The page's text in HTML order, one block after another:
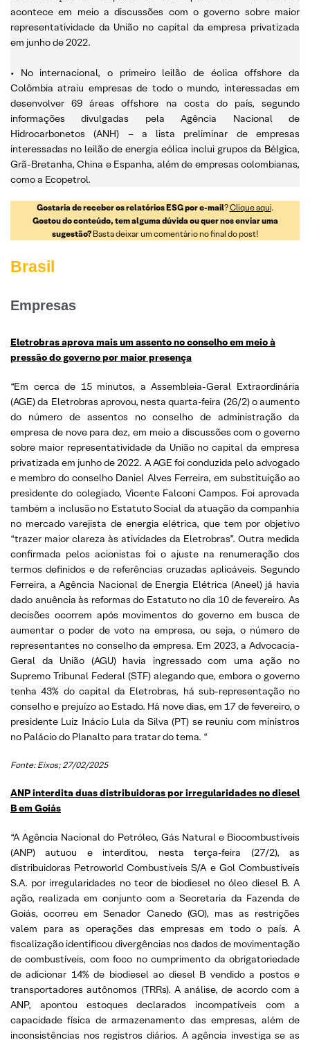
acontece em meio a discussões com o governo sobre maior
representatividade da União no capital da empresa privatizada
em junho de 2022.
• No internacional, o primeiro leilão de éolica offshore da
Colômbia atraiu empresas de todo o mundo, interessadas em
desenvolver 69 áreas offshore na costa do país, segundo
informações divulgadas pela Agência Nacional de
Hidrocarbonetos (ANH) – a lista preliminar de empresas
interessadas no leilão de energia eólica inclui grupos da Bélgica,
Grã-Bretanha, China e Espanha, além de empresas colombianas,
como a Ecopetrol.
Gostaria de receber os relatórios ESG por e-mail?Clique aqui.
Gostou do conteúdo, tem alguma dúvida ou quer nos enviar uma
sugestão?Basta deixar um comentário no final do post!
Brasil
Empresas
Eletrobras aprova mais um assento no conselho em meio à
pressão do governo por maior presença
“Em cerca de 15 minutos, a Assembleia-Geral Extraordinária
(AGE) da Eletrobras aprovou, nesta quarta-feira (26/2) o aumento
do número de assentos no conselho de administração da
empresa de nove para dez, em meio a discussões com o governo
sobre maior representatividade da União no capital da empresa
privatizada em junho de 2022. A AGE foi conduzida pelo advogado
e membro do conselho Daniel Alves Ferreira, em substituição ao
presidente do colegiado, Vicente Falconi Campos. Foi aprovada
também a inclusão no Estatuto Social da atuação da companhia
no mercado varejista de energia elétrica, que tem por objetivo
“trazer maior clareza às atividades da Eletrobras”. Outra medida
confirmada pelos acionistas foi o ajuste na renumeração dos
termos definidos e de referências cruzadas aplicáveis. Segundo
Ferreira, a Agência Nacional de Energia Elétrica (Aneel) já havia
dado anuência às reformas do Estatuto no dia 10 de fevereiro. As
decisões ocorrem após movimentos do governo em busca de
aumentar o poder de voto na empresa, ou seja, o número de
representantes no conselho da empresa. Em 2023, a Advocacia-
Geral da União (AGU) havia ingressado com uma ação no
Supremo Tribunal Federal (STF) alegando que, embora o governo
tenha 43% do capital da Eletrobras, há sub-representação no
conselho e prejuízo ao Estado. Há nove dias, em 17 de fevereiro, o
presidente Luiz Inácio Lula da Silva (PT) se reuniu com ministros
no Palácio do Planalto para tratar do tema. “
Fonte: Eixos; 27/02/2025
ANP interdita duas distribuidoras por irregularidades no diesel
B em Goiás
“A Agência Nacional do Petróleo, Gás Natural e Biocombustíveis
(ANP) autuou e interditou, nesta terça-feira (27/2), as
distribuidoras Petroworld Combustíveis S/A e Gol Combustíveis
S.A. por irregularidades no teor de biodiesel no óleo diesel B. A
ação, realizada em conjunto com a Secretaria da Fazenda de
Goiás, ocorreu em Senador Canedo (GO), mas as restrições
valem para as operações das empresas em todo o país. A
fiscalização identificou divergências nos dados de movimentação
de combustíveis, com foco no cumprimento da obrigatoriedade
de adicionar 14% de biodiesel ao diesel B vendido a postos e
transportadores autônomos (TRRs). A análise, de acordo com a
ANP, apontou estoques declarados incompatíveis com a
capacidade física de armazenamento das empresas, além de
inconsistências nos registros diários. A agência investiga se as